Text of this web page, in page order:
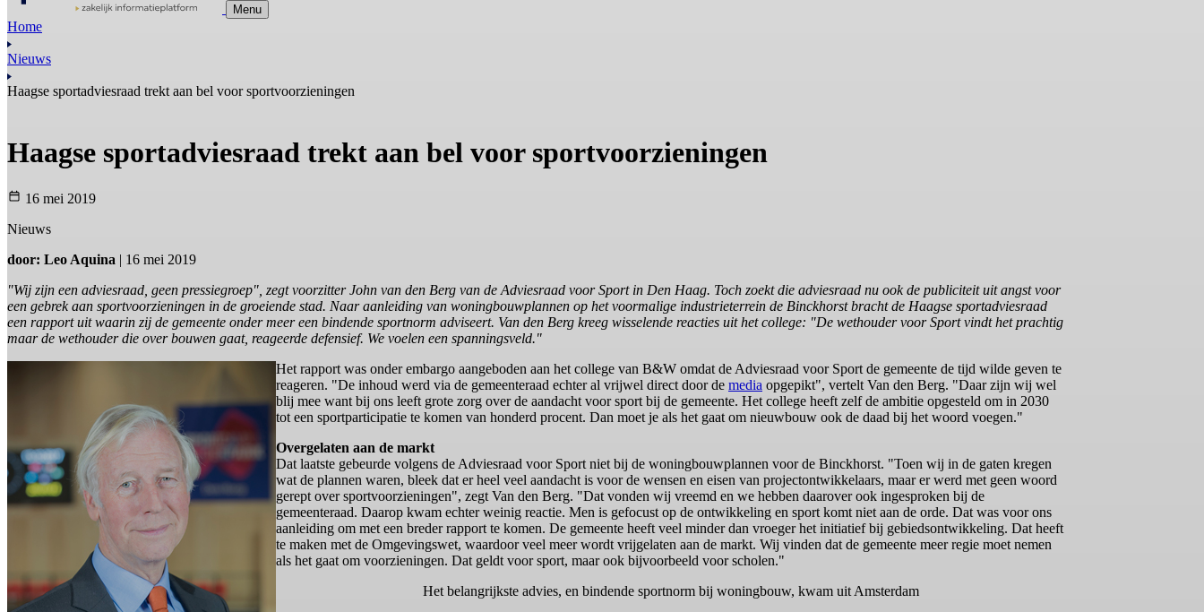
Menu
Home
Nieuws
Haagse sportadviesraad trekt aan bel voor sportvoorzieningen
Haagse sportadviesraad trekt aan bel voor sportvoorzieningen
16 mei 2019
Nieuws
door: Leo Aquina | 16 mei 2019
"Wij zijn een adviesraad, geen pressiegroep", zegt voorzitter John van den Berg van de Adviesraad voor Sport in Den Haag. Toch zoekt die adviesraad nu ook de publiciteit uit angst voor
een gebrek aan sportvoorzieningen in de groeiende stad. Naar aanleiding van woningbouwplannen op het voormalige industrieterrein de Binckhorst bracht de Haagse sportadviesraad
een rapport uit waarin zij de gemeente onder meer een bindende sportnorm adviseert. Van den Berg kreeg wisselende reacties uit het college: "De wethouder voor Sport vindt het prachtig
maar de wethouder die over bouwen gaat, reageerde defensief. We voelen een spanningsveld."
Het rapport was onder embargo aangeboden aan het college van B&W omdat de Adviesraad voor Sport de gemeente de tijd wilde geven te
reageren. "De inhoud werd via de gemeenteraad echter al vrijwel direct door de media opgepikt", vertelt Van den Berg. "Daar zijn wij wel
blij mee want bij ons leeft grote zorg over de aandacht voor sport bij de gemeente. Het college heeft zelf de ambitie opgesteld om in 2030
tot een sportparticipatie te komen van honderd procent. Dan moet je als het gaat om nieuwbouw ook de daad bij het woord voegen."
Overgelaten aan de markt
Dat laatste gebeurde volgens de Adviesraad voor Sport niet bij de woningbouwplannen voor de Binckhorst. "Toen wij in de gaten kregen
wat de plannen waren, bleek dat er heel veel aandacht is voor de wensen en eisen van projectontwikkelaars, maar er werd met geen woord
gerept over sportvoorzieningen", zegt Van den Berg. "Dat vonden wij vreemd en we hebben daarover ook ingesproken bij de
gemeenteraad. Daarop kwam echter weinig reactie. Men is gefocust op de ontwikkeling en sport komt niet aan de orde. Dat was voor ons
aanleiding om met een breder rapport te komen. De gemeente heeft veel minder dan vroeger het initiatief bij gebiedsontwikkeling. Dat heeft
te maken met de Omgevingswet, waardoor veel meer wordt vrijgelaten aan de markt. Wij vinden dat de gemeente meer regie moet nemen
als het gaat om voorzieningen. Dat geldt voor sport, maar ook bijvoorbeeld voor scholen."
Het belangrijkste advies, en bindende sportnorm bij woningbouw, kwam uit Amsterdam